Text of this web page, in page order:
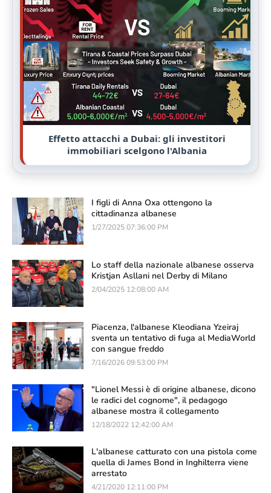
Effetto attacchi a Dubai: gli investitori
immobiliari scelgono l'Albania
I figli di Anna Oxa ottengono la
cittadinanza albanese
1/27/2025 07:36:00 PM
Lo staff della nazionale albanese osserva
Kristjan Asllani nel Derby di Milano
2/04/2025 12:08:00 AM
Piacenza, l'albanese Kleodiana Yzeiraj
sventa un tentativo di fuga al MediaWorld
con sangue freddo
7/16/2026 09:53:00 PM
"Lionel Messi è di origine albanese, dicono
le radici del cognome", il pedagogo
albanese mostra il collegamento
12/18/2022 12:42:00 AM
L'albanese catturato con una pistola come
quella di James Bond in Inghilterra viene
arrestato
4/21/2020 12:11:00 PM